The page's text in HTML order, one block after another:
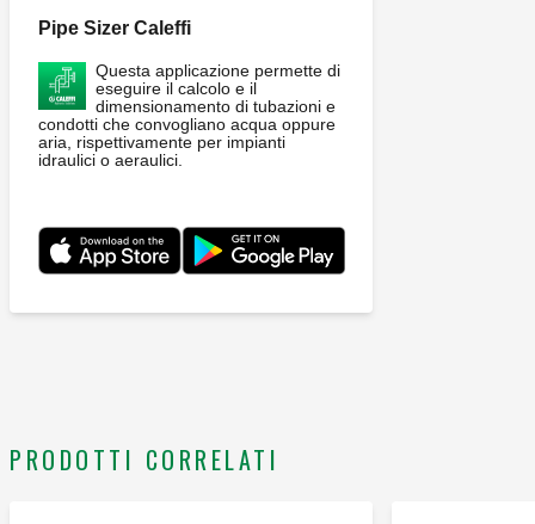
Funzioni elettroniche principali: - preriscaldo scambiatore
ACS; - regolazione a punto fisso compensato. Pressione
massima di esercizio: 10 bar. Campo di temperatura ingresso
primario: 2–85 °C. Campo di regolazione della temperatura
(ACS): 42–60 °C. Campo di regolazione della temperatura
(riscaldamento): 25–45 °C. Alimentazione: 230 V AC.
scambiatore di calore: 40 kW. Profondità: 265 mm. Altezza:
550 mm. Larghezza: 450 mm. Massima produzione ACS
Pipe Sizer Caleffi
Questa applicazione permette di
eseguire il calcolo e il
dimensionamento di tubazioni e
condotti che convogliano acqua oppure
aria, rispettivamente per impianti
idraulici o aeraulici.
PRODOTTI CORRELATI